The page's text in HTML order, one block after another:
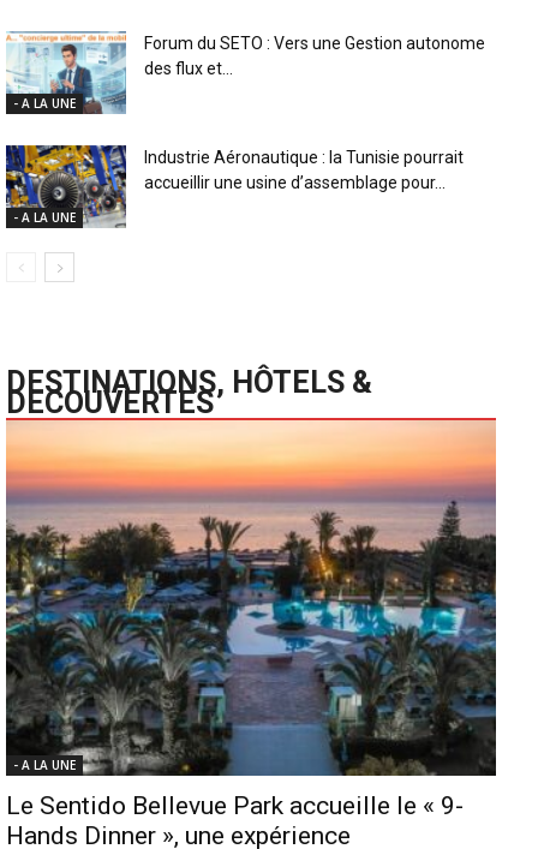
- A LA UNE
Forum du SETO : Vers une Gestion autonome
des flux et...
- A LA UNE
Industrie Aéronautique : la Tunisie pourrait
accueillir une usine d’assemblage pour...
DESTINATIONS, HÔTELS &
DECOUVERTES
- A LA UNE
Le Sentido Bellevue Park accueille le « 9-
Hands Dinner », une expérience